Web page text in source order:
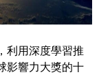
會、人道與環境
利用深度學習推
影響力大獎的十